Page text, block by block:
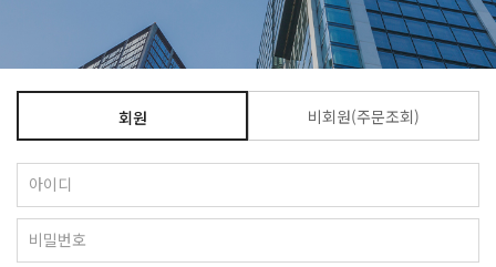
회원 비회원(주문조회)